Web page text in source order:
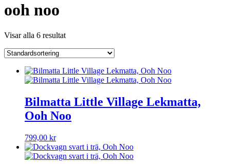
ooh noo
Visar alla 6 resultat
Bilmatta Little Village Lekmatta,
Ooh Noo
799,00 kr